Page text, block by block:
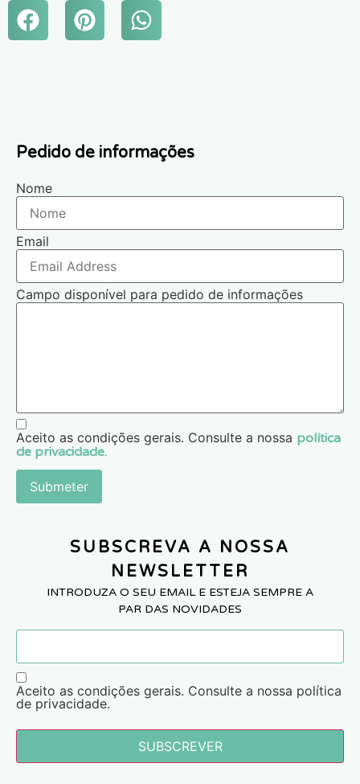
Pedido de informações
Nome
Email
Campo disponível para pedido de informações
Aceito as condições gerais. Consulte a nossa política
de privacidade.
Submeter
SUBSCREVA A NOSSA
NEWSLETTER
INTRODUZA O SEU EMAIL E ESTEJA SEMPRE A
PAR DAS NOVIDADES
Aceito as condições gerais. Consulte a nossa política
de privacidade.
SUBSCREVER